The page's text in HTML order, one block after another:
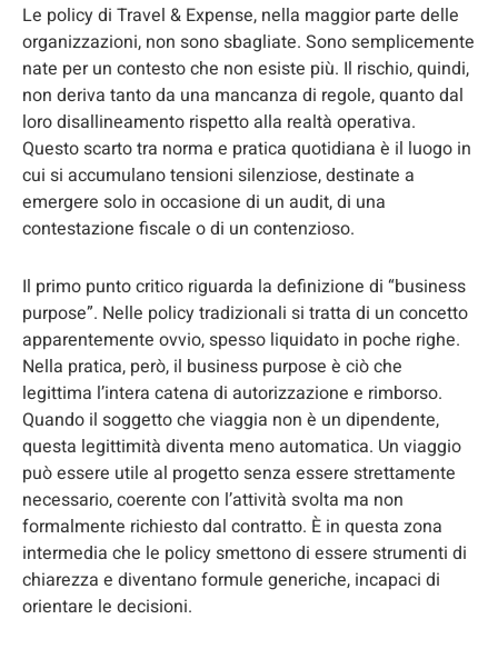
Le policy di Travel & Expense, nella maggior parte delle
organizzazioni, non sono sbagliate. Sono semplicemente
nate per un contesto che non esiste più. Il rischio, quindi,
non deriva tanto da una mancanza di regole, quanto dal
loro disallineamento rispetto alla realtà operativa.
Questo scarto tra norma e pratica quotidiana è il luogo in
cui si accumulano tensioni silenziose, destinate a
emergere solo in occasione di un audit, di una
contestazione fiscale o di un contenzioso.
Il primo punto critico riguarda la definizione di “business
purpose”. Nelle policy tradizionali si tratta di un concetto
apparentemente ovvio, spesso liquidato in poche righe.
Nella pratica, però, il business purpose è ciò che
legittima l’intera catena di autorizzazione e rimborso.
Quando il soggetto che viaggia non è un dipendente,
questa legittimità diventa meno automatica. Un viaggio
può essere utile al progetto senza essere strettamente
necessario, coerente con l’attività svolta ma non
formalmente richiesto dal contratto. È in questa zona
intermedia che le policy smettono di essere strumenti di
chiarezza e diventano formule generiche, incapaci di
orientare le decisioni.